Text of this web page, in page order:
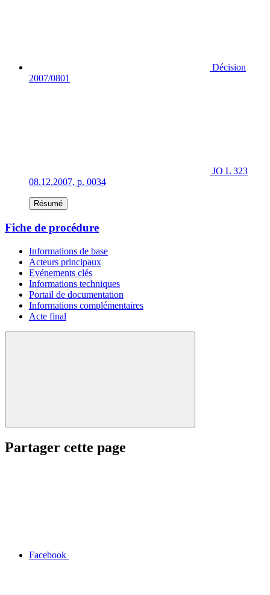
Décision
2007/0801
JO L 323
08.12.2007, p. 0034
Résumé
Fiche de procédure
Informations de base
Acteurs principaux
Evénements clés
Informations techniques
Portail de documentation
Informations complémentaires
Acte final
Partager cette page
Facebook